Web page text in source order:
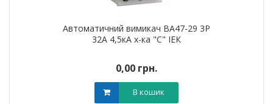
Автоматичний вимикач ВА47-29 3Р
32А 4,5кА х-ка "С" ІЕК
0,00 грн.
В кошик